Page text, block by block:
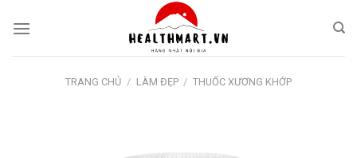
TRANG CHỦ / LÀM ĐẸP / THUỐC XƯƠNG KHỚP